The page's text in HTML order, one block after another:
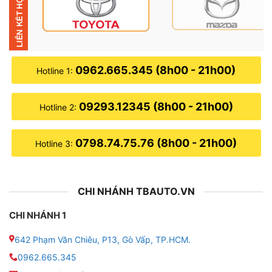
nhiều lợi ích cho xế yêu, nên hầu như ai cũng ưu tiên
dán.
Dán phim cách nhiệt cho xe VinFast
Hotline 1: 0962.665.345 (8h00 - 21h00)
Hotline 2: 09293.12345 (8h00 - 21h00)
Hotline 3: 0798.74.75.76 (8h00 - 21h00)
CHI NHÁNH TBAUTO.VN
CHI NHÁNH 1
642 Phạm Văn Chiêu, P13, Gò Vấp, TP.HCM.
0962.665.345